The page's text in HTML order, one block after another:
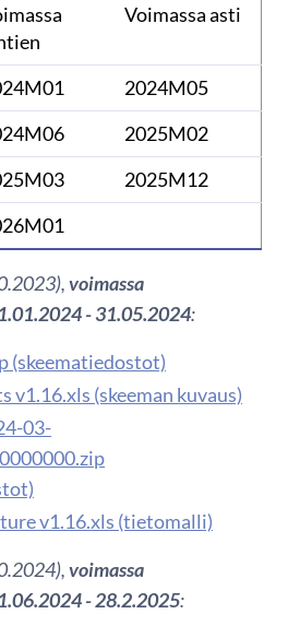
Voimassa asti
2024M05
2025M02
2025M12
voimassa
- 31.05.2024:
(skeematiedostot)
v1.16.xls (skeeman kuvaus)
03-
v1.16.xls (tietomalli)
voimassa
- 28.2.2025: